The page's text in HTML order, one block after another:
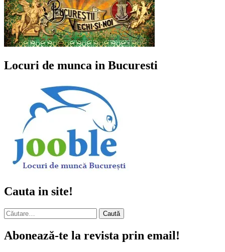
Locuri de munca in Bucuresti
Cauta in site!
Caută
după:
Abonează-te la revista prin email!